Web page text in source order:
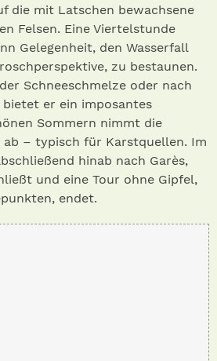
die mit Latschen bewachsene
Felsen. Eine Viertelstunde
Gelegenheit, den Wasserfall
zu bestaunen.
Schneeschmelze oder nach
er ein imposantes
Sommern nimmt die
ab – typisch für Karstquellen. Im
hinab nach Garès,
und eine Tour ohne Gipfel,
endet.